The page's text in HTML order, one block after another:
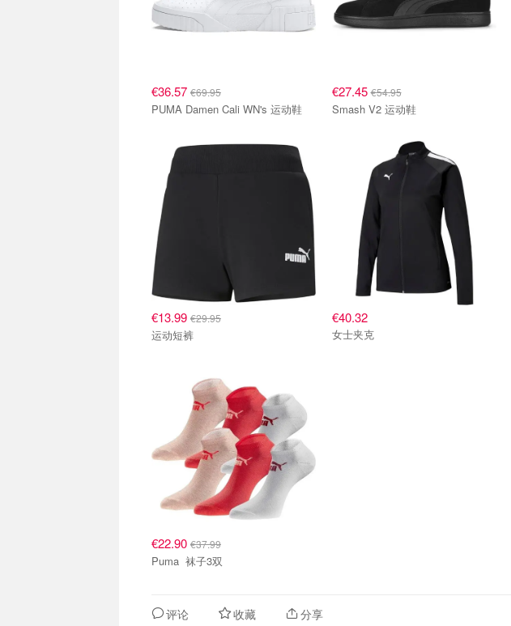
€36.57 €69.95
PUMA Damen Cali WN's 运动鞋
€27.45€54.95
Smash V2 运动鞋
€13.99 €29.95
运动短裤
€40.32
女士夹克
€22.90 €37.99
Puma 袜子3双
评论 收藏 分享